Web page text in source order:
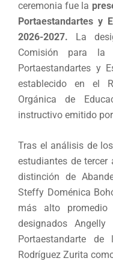
ceremonia fue la
Portaestandartes y
2026-2027. La
Comisión para la
Portaestandartes y
establecido en el
Orgánica de
instructivo emitido
Tras el análisis de
estudiantes de
distinción de
Steffy Doménica
más alto promedio
designados
Portaestandarte
Rodríguez Zurita